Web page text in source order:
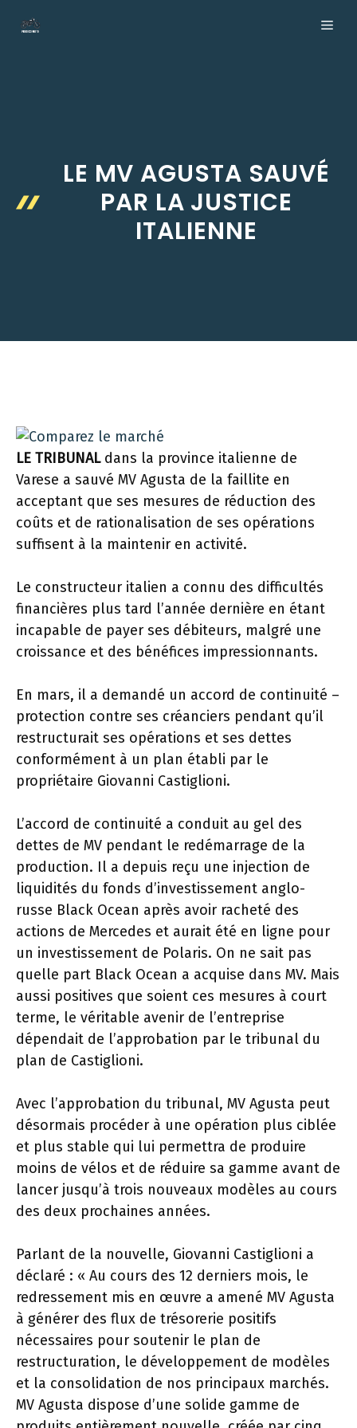
LE MV AGUSTA SAUVÉ
PAR LA JUSTICE
ITALIENNE
LE TRIBUNALdans la province italienne de
Varese a sauvé MV Agusta de la faillite en
acceptant que ses mesures de réduction des
coûts et de rationalisation de ses opérations
suffisent à la maintenir en activité.
Le constructeur italien a connu des difficultés
financières plus tard l’année dernière en étant
incapable de payer ses débiteurs, malgré une
croissance et des bénéfices impressionnants.
En mars, il a demandé un accord de continuité –
protection contre ses créanciers pendant qu’il
restructurait ses opérations et ses dettes
conformément à un plan établi par le
propriétaire Giovanni Castiglioni.
L’accord de continuité a conduit au gel des
dettes de MV pendant le redémarrage de la
production. Il a depuis reçu une injection de
liquidités du fonds d’investissement anglo-
russe Black Ocean après avoir racheté des
actions de Mercedes et aurait été en ligne pour
un investissement de Polaris. On ne sait pas
quelle part Black Ocean a acquise dans MV. Mais
aussi positives que soient ces mesures à court
terme, le véritable avenir de l’entreprise
dépendait de l’approbation par le tribunal du
plan de Castiglioni.
Avec l’approbation du tribunal, MV Agusta peut
désormais procéder à une opération plus ciblée
et plus stable qui lui permettra de produire
moins de vélos et de réduire sa gamme avant de
lancer jusqu’à trois nouveaux modèles au cours
des deux prochaines années.
Parlant de la nouvelle, Giovanni Castiglioni a
déclaré : « Au cours des 12 derniers mois, le
redressement mis en œuvre a amené MV Agusta
à générer des flux de trésorerie positifs
nécessaires pour soutenir le plan de
restructuration, le développement de modèles
et la consolidation de nos principaux marchés.
MV Agusta dispose d’une solide gamme de